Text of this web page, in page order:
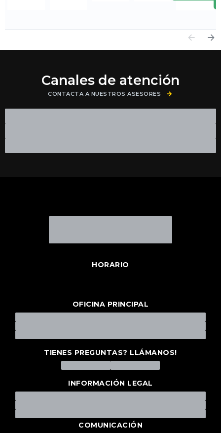
Canales de atención
CONTACTA A NUESTROS ASESORES
HORARIO
OFICINA PRINCIPAL
TIENES PREGUNTAS? LLÁMANOS!
INFORMACIÓN LEGAL
COMUNICACIÓN